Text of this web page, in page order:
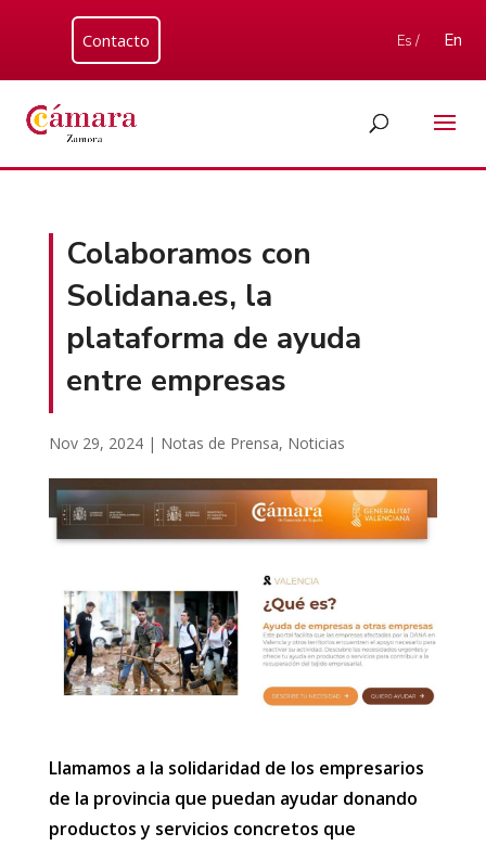
Contacto Es / En
Colaboramos con
Solidana.es, la
plataforma de ayuda
entre empresas
Nov 29, 2024| Notas de Prensa, Noticias
Llamamos a la solidaridad de los empresarios
de la provincia que puedan ayudar donando
productos y servicios concretos que